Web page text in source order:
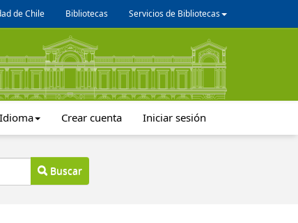
de Chile Bibliotecas Servicios de Bibliotecas
Idioma Crear cuenta Iniciar sesión
Buscar